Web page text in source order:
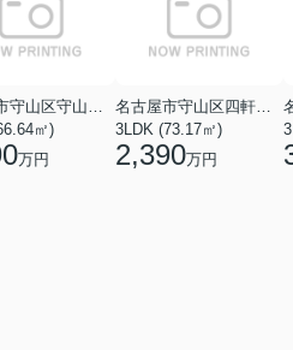
㎡)
万円
3LDK (73.17㎡)
2,390万円